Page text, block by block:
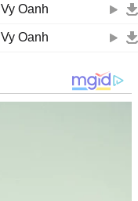
Vy Oanh
Vy Oanh